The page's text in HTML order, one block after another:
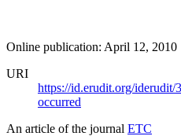
Online publication: April 12, 2010
URI
https://id.erudit.org/iderudit/
occurred
An article of the journal ETC